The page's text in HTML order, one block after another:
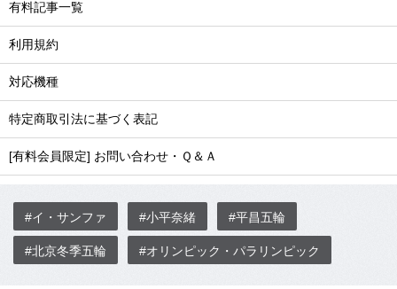
有料記事一覧
利用規約
対応機種
特定商取引法に基づく表記
[有料会員限定] お問い合わせ・Ｑ＆Ａ
#イ・サンファ #小平奈緒 #平昌五輪
#北京冬季五輪 #オリンピック・パラリンピック